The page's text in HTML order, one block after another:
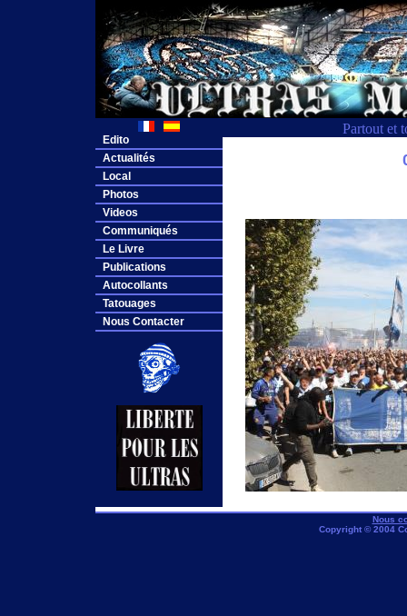
Partout et
Edito
Actualités
Local
Photos
Videos
Communiqués
Le Livre
Publications
Autocollants
Tatouages
Nous Contacter
Nous
Copyright © 2004